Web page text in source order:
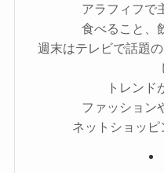
アラフィフで
食べること、
週末はテレビで話題
トレンド
ファッション
ネットショッ